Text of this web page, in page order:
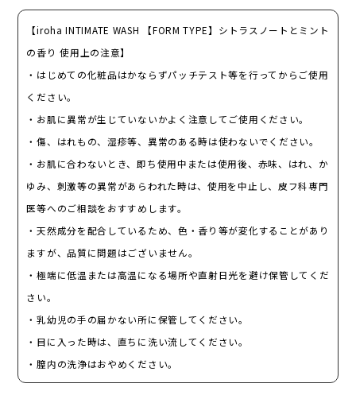
【iroha INTIMATE WASH 【FORM TYPE】シトラスノートとミント
の香り 使用上の注意】
・はじめての​化粧品はかならずパッチテスト等を​行ってから​ご使用
ください。
・お肌に​異常が​生じていないか​よく​注意して​ご使用ください。
・傷、​はれもの、​湿疹等、​異常の​ある​時は​使わないでください。
・お肌に​合わない​とき、​即ち使用中または​使用後、​赤味、​はれ、​か
ゆみ、​刺激等の​異常が​あらわれた​時は、​使用を​中止し、​皮フ科専門
医等への​ご相談を​おすすめします。
・天然成分を​配合している​ため、​色・香り等が​変化する​ことがあり
ますが、​品質に​問題は​ございません。
・極端に​低温または​高温に​なる​場所や​直射日光を​避け保管してくだ
さい。
・乳幼児の​手の​届かない​所に​保管してください。
・目に​入った​時は、​直ちに​洗い流してください。
・膣内の​洗浄は​おやめください。